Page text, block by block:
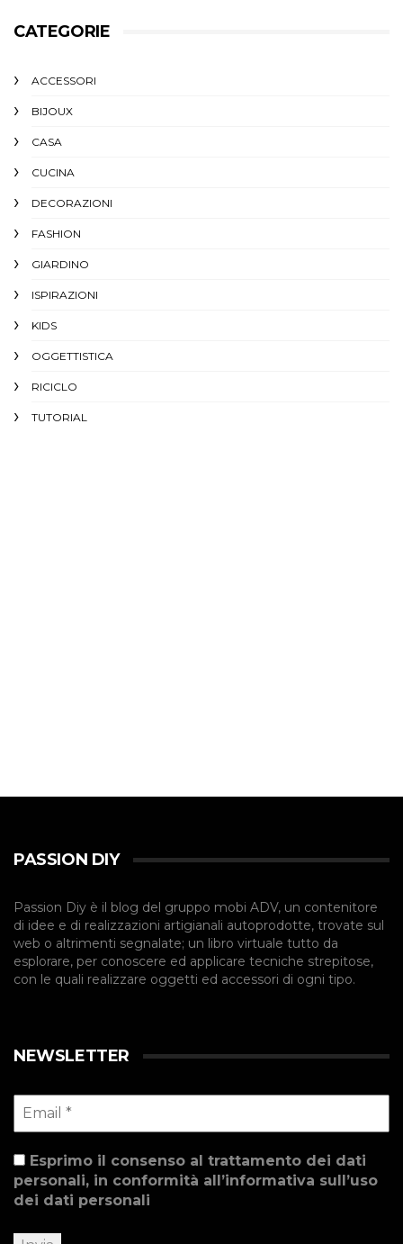
CATEGORIE
ACCESSORI
BIJOUX
CASA
CUCINA
DECORAZIONI
FASHION
GIARDINO
ISPIRAZIONI
KIDS
OGGETTISTICA
RICICLO
TUTORIAL
PASSION DIY
Passion Diy è il blog del gruppo mobi ADV, un contenitore
di idee e di realizzazioni artigianali autoprodotte, trovate sul
web o altrimenti segnalate; un libro virtuale tutto da
esplorare, per conoscere ed applicare tecniche strepitose,
con le quali realizzare oggetti ed accessori di ogni tipo.
NEWSLETTER
Esprimo il consenso al trattamento dei dati
personali, in conformità all’informativa sull’uso
dei dati personali